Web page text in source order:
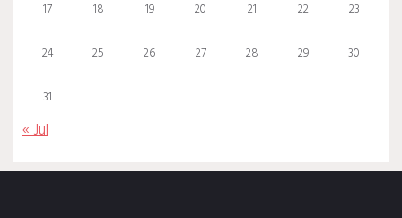
17 18 19 20 21 22 23
24 25 26 27 28 29 30
31
« Jul